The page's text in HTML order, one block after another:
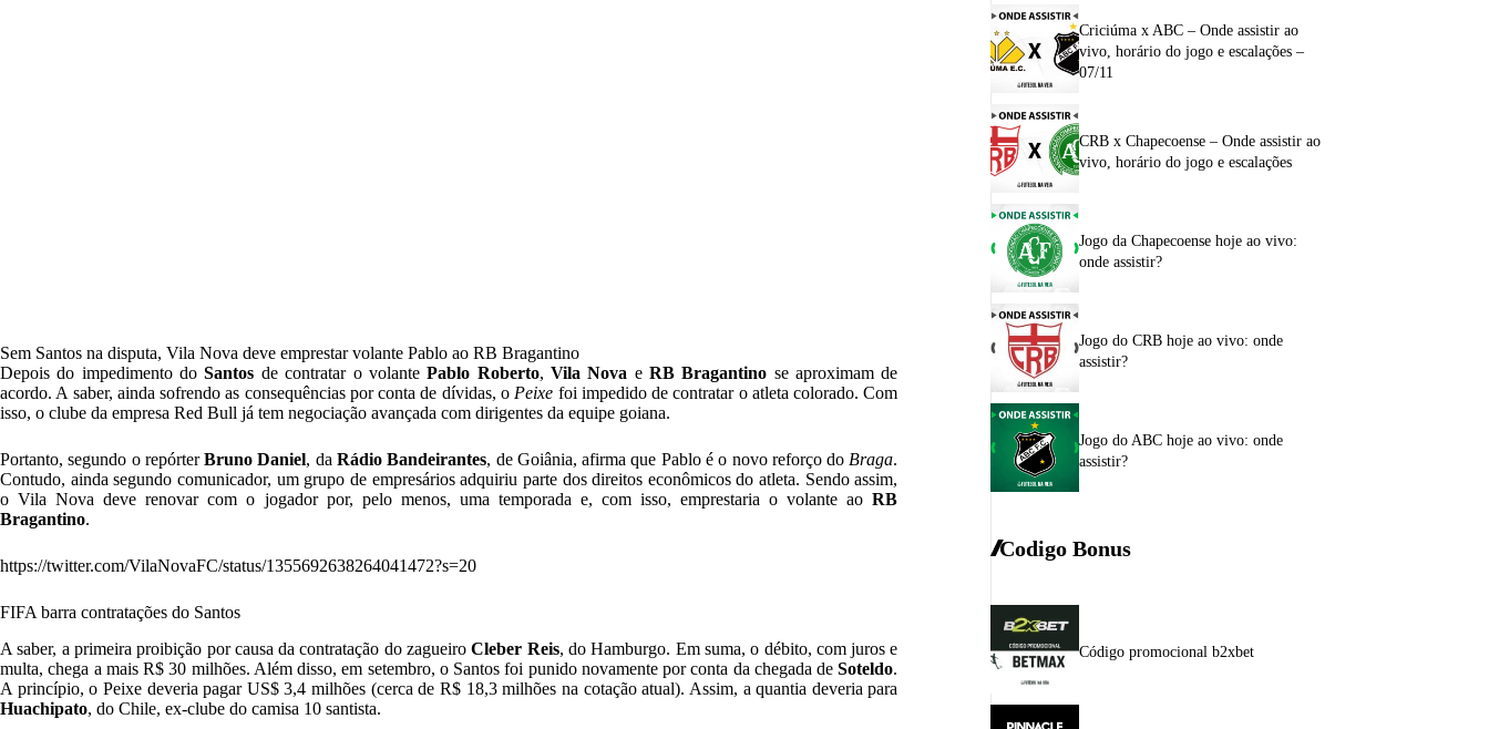
Sem Santos na disputa, Vila Nova deve emprestar volante Pablo ao RB Bragantino
Depois do impedimento doSantos de contratar o volantePablo Roberto, Vila Nova eRB Bragantino se aproximam de
acordo. A saber, ainda sofrendo as consequências por conta de dívidas, oPeixe foi impedido de contratar o atleta colorado. Com
isso, o clube da empresa Red Bull já tem negociação avançada com dirigentes da equipe goiana.
Portanto, segundo o repórterBruno Daniel, daRádio Bandeirantes, de Goiânia, afirma que Pablo é o novo reforço doBraga.
Contudo, ainda segundo comunicador, um grupo de empresários adquiriu parte dos direitos econômicos do atleta. Sendo assim,
o Vila Nova deve renovar com o jogador por, pelo menos, uma temporada e, com isso, emprestaria o volante aoRB
Bragantino.
https://twitter.com/VilaNovaFC/status/1355692638264041472?s=20
FIFA barra contratações do Santos
A saber, a primeira proibição por causa da contratação do zagueiroCleber Reis, do Hamburgo. Em suma, o débito, com juros e
multa, chega a mais R$ 30 milhões. Além disso, em setembro, o Santos foi punido novamente por conta da chegada deSoteldo.
A princípio, o Peixe deveria pagar US$ 3,4 milhões (cerca de R$ 18,3 milhões na cotação atual). Assim, a quantia deveria para
Huachipato, do Chile, ex-clube do camisa 10 santista.
Criciúma x ABC – Onde assistir ao
vivo, horário do jogo e escalações –
07/11
CRB x Chapecoense – Onde assistir ao
vivo, horário do jogo e escalações
Jogo da Chapecoense hoje ao vivo:
onde assistir?
Jogo do CRB hoje ao vivo: onde
assistir?
Jogo do ABC hoje ao vivo: onde
assistir?
Codigo Bonus
Código promocional b2xbet